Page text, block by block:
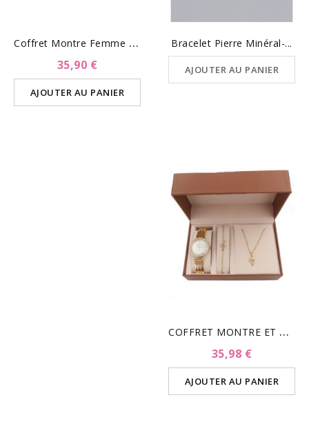
C
Offret Montre Femme Et...
35,90 €
AJOUTER AU PANIER
Bracelet Pierre Minéral-...
AJOUTER AU PANIER
C
OFFRET MONTRE ET BIJOUX...
35,98 €
AJOUTER AU PANIER